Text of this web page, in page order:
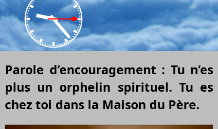
Parole d’encouragement : Tu n’es
plus un orphelin spirituel. Tu es
chez toi dans la Maison du Père.